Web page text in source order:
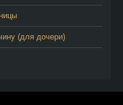
(для дочери)